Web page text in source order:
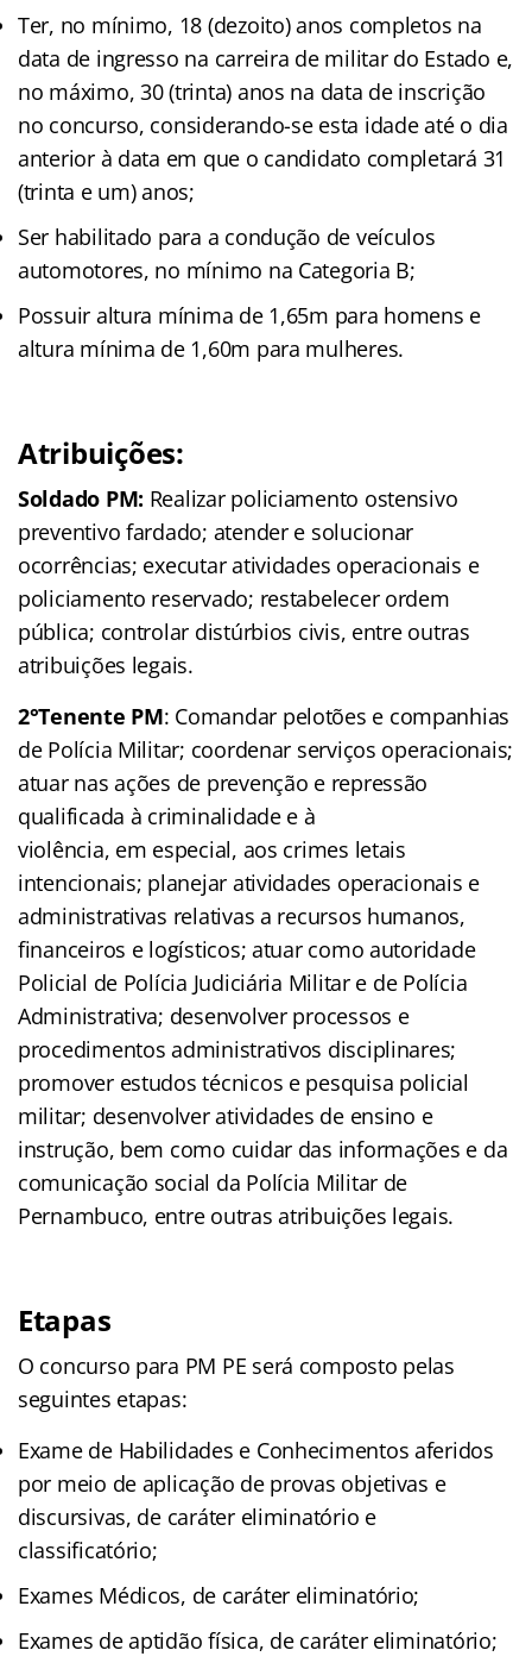
Ter, no mínimo, 18 (dezoito) anos completos na
data de ingresso na carreira de militar do Estado e,
no máximo, 30 (trinta) anos na data de inscrição
no concurso, considerando-se esta idade até o dia
anterior à data em que o candidato completará 31
(trinta e um) anos;
Ser habilitado para a condução de veículos
automotores, no mínimo na Categoria B;
Possuir altura mínima de 1,65m para homens e
altura mínima de 1,60m para mulheres.
Atribuições:
Soldado PM: Realizar policiamento ostensivo
preventivo fardado; atender e solucionar
ocorrências; executar atividades operacionais e
policiamento reservado; restabelecer ordem
pública; controlar distúrbios civis, entre outras
atribuições legais.
2°Tenente PM: Comandar pelotões e companhias
de Polícia Militar; coordenar serviços operacionais;
atuar nas ações de prevenção e repressão
qualificada à criminalidade e à
violência, em especial, aos crimes letais
intencionais; planejar atividades operacionais e
administrativas relativas a recursos humanos,
financeiros e logísticos; atuar como autoridade
Policial de Polícia Judiciária Militar e de Polícia
Administrativa; desenvolver processos e
procedimentos administrativos disciplinares;
promover estudos técnicos e pesquisa policial
militar; desenvolver atividades de ensino e
instrução, bem como cuidar das informações e da
comunicação social da Polícia Militar de
Pernambuco, entre outras atribuições legais.
Etapas
O concurso para PM PE será composto pelas
seguintes etapas:
Exame de Habilidades e Conhecimentos aferidos
por meio de aplicação de provas objetivas e
discursivas, de caráter eliminatório e
classificatório;
Exames Médicos, de caráter eliminatório;
Exames de aptidão física, de caráter eliminatório;